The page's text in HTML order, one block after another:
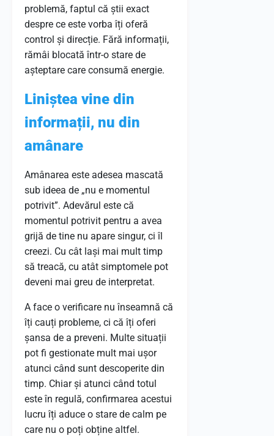
problemă, faptul că știi exact
despre ce este vorba îți oferă
control și direcție. Fără informații,
rămâi blocată într-o stare de
așteptare care consumă energie.
Liniștea vine din
informații, nu din
amânare
Amânarea este adesea mascată
sub ideea de „nu e momentul
potrivit”. Adevărul este că
momentul potrivit pentru a avea
grijă de tine nu apare singur, ci îl
creezi. Cu cât lași mai mult timp
să treacă, cu atât simptomele pot
deveni mai greu de interpretat.
A face o verificare nu înseamnă că
îți cauți probleme, ci că îți oferi
șansa de a preveni. Multe situații
pot fi gestionate mult mai ușor
atunci când sunt descoperite din
timp. Chiar și atunci când totul
este în regulă, confirmarea acestui
lucru îți aduce o stare de calm pe
care nu o poți obține altfel.